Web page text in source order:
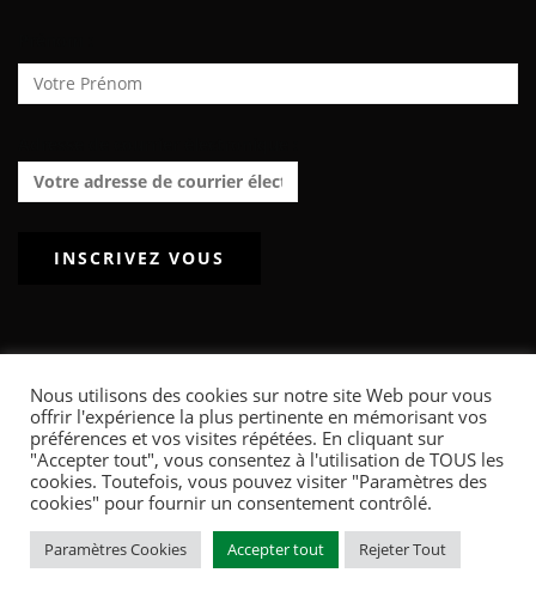
POWERED BY WORDPRESS|THEME: GREATMAG BY ATHEMES.
ACCUEIL
ARTICLES INTERVIEWS
LE TOURNOI FOOTPRINT
QUI SOMMES-NOUS ?
L’EXPOSITION TEXTILE : LES COULISSES DE L’INDUSTRIE TEXTILE
Nous utilisons des cookies sur notre site Web pour vous
offrir l'expérience la plus pertinente en mémorisant vos
préférences et vos visites répétées. En cliquant sur
"Accepter tout", vous consentez à l'utilisation de TOUS les
cookies. Toutefois, vous pouvez visiter "Paramètres des
cookies" pour fournir un consentement contrôlé.
Paramètres Cookies Accepter tout Rejeter Tout